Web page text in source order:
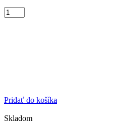
Pridať do košíka
Skladom